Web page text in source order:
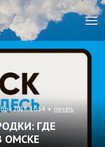
2018, 16:54 • печать
ГДЕ
ОМСКЕ